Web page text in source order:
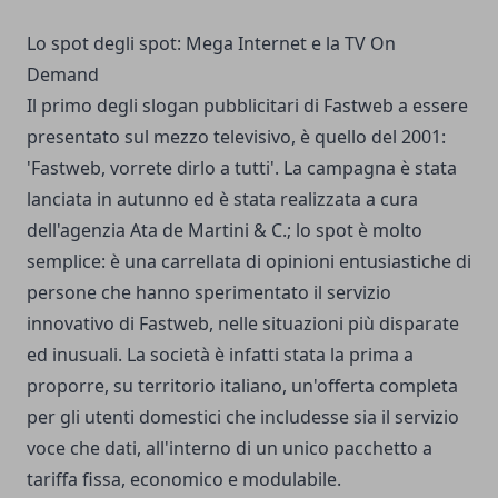
Lo spot degli spot: Mega Internet e la TV On
Demand
Il primo degli slogan pubblicitari di Fastweb a essere
presentato sul mezzo televisivo, è quello del 2001:
'Fastweb, vorrete dirlo a tutti'. La campagna è stata
lanciata in autunno ed è stata realizzata a cura
dell'agenzia Ata de Martini & C.; lo spot è molto
semplice: è una carrellata di opinioni entusiastiche di
persone che hanno sperimentato il servizio
innovativo di Fastweb, nelle situazioni più disparate
ed inusuali. La società è infatti stata la prima a
proporre, su territorio italiano, un'offerta completa
per gli utenti domestici che includesse sia il servizio
voce che dati, all'interno di un unico pacchetto a
tariffa fissa, economico e modulabile.